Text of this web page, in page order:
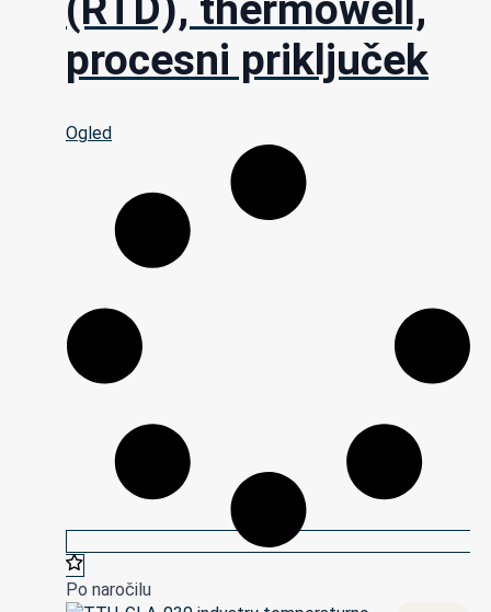
procesni priključek
Ogled
Po naročilu